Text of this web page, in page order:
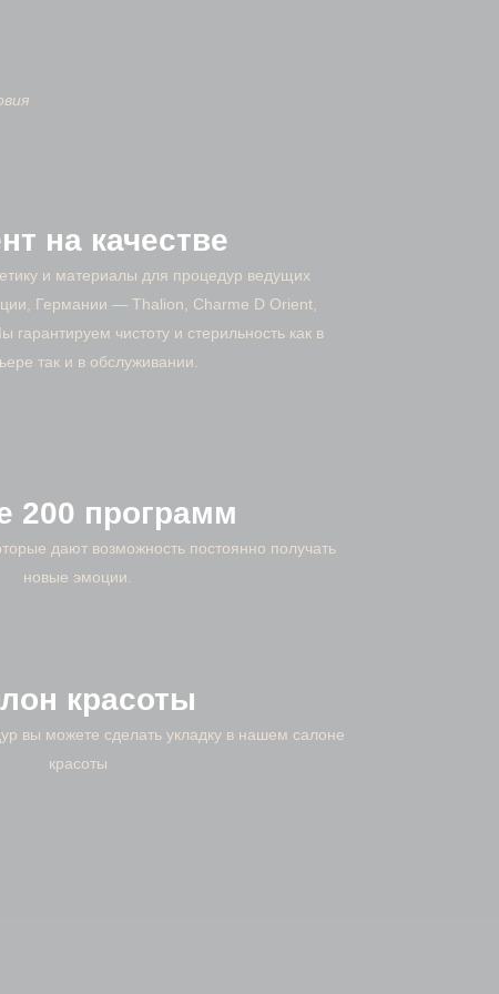
на качестве
и материалы для процедур ведущих
Германии — Thalion, Charme D Orient,
гарантируем чистоту и стерильность как в
так и в обслуживании.
200 программ
дают возможность постоянно получать
новые эмоции.
красоты
вы можете сделать укладку в нашем салоне
красоты